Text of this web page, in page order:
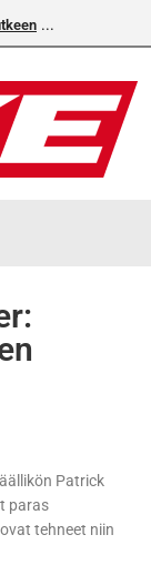
Patrick
paras
tehneet niin